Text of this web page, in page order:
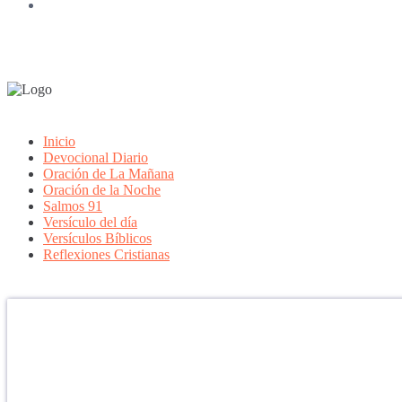
Inicio
Devocional Diario
Oración de La Mañana
Oración de la Noche
Salmos 91
Versículo del día
Versículos Bíblicos
Reflexiones Cristianas